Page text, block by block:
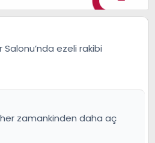
ezeli rakibi
zamankinden daha aç